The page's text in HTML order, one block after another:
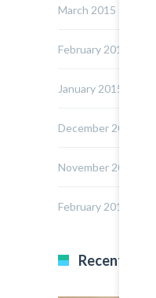
March 2015
February 2015
January 2015
December 2014
November 2014
February 2014
Recent Posts